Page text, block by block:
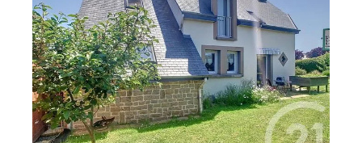
DINAN 22
168 m2, 6 pièces
Ref : 21840
Maison à vendre
317 000 €